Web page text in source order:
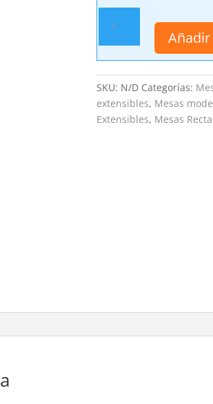
Comedor
Extensible
Lisboa
cantidad
SKU: N/D Categorías:
extensibles, Mesas
Extensibles, Mesas